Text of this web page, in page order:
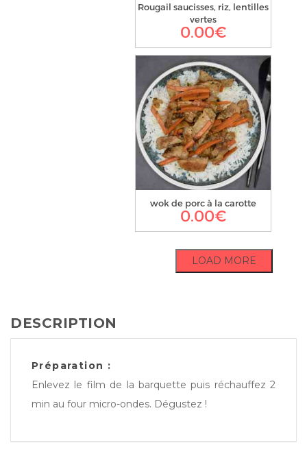
Rougail saucisses, riz, lentilles
vertes
0.00€
wok de porc à la carotte
0.00€
LOAD MORE
DESCRIPTION
Préparation :
Enlevez le film de la barquette puis réchauffez 2
min au four micro-ondes. Dégustez !